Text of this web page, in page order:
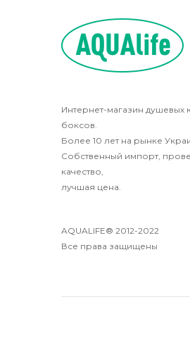
Интернет-магазин душевых
боксов.
Более 10 лет на рынке
Собственный импорт,
качество,
лучшая цена.
AQUALIFE® 2012-2022
Все права защищены